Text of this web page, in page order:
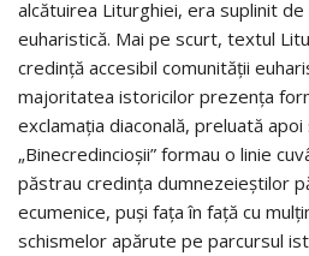
alcătuirea Liturghiei, era suplinit
euharistică. Mai pe scurt, textul
credință accesibil comunității
majoritatea istoricilor prezența
exclamația diaconală, preluată
„Binecredincioșii” formau o linie
păstrau credința dumnezeieștilor
ecumenice, puși fața în față cu
schismelor apărute pe parcursul